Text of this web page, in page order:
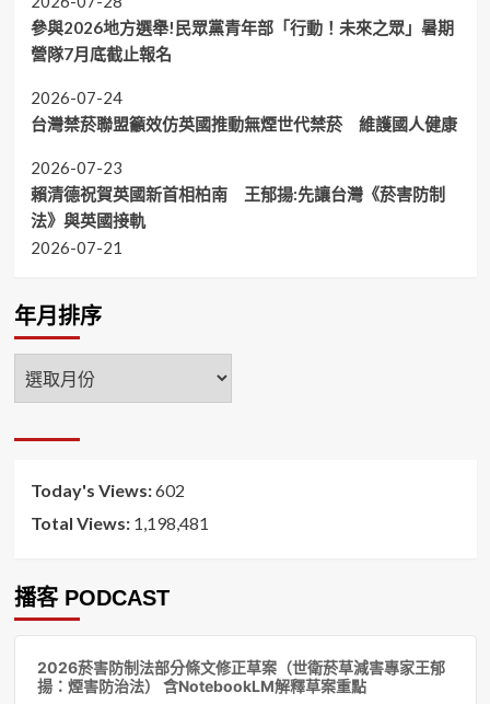
參與2026地方選舉!民眾黨青年部「行動！未來之眾」暑期
營隊7月底截止報名
2026-07-24
台灣禁菸聯盟籲效仿英國推動無煙世代禁菸 維護國人健康
2026-07-23
賴清德祝賀英國新首相柏南 王郁揚:先讓台灣《菸害防制
法》與英國接軌
2026-07-21
年月排序
年
月
序
Today's Views:602
Total Views: 1,198,481
播客 PODCAST
2026菸害防制法部分條文修正草案（世衛菸草減害專家王郁
揚：煙害防治法） 含NotebookLM解釋草案重點